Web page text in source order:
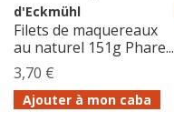
d'Eckmühl
Filets de maquereaux
au naturel 151g Phare...
3,70 €
Ajouter à mon caba